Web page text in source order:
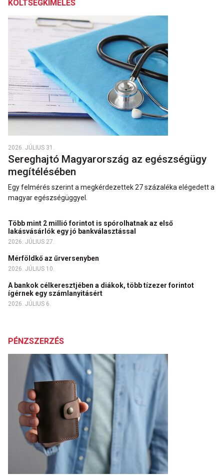
KÖLTSÉGKÍMÉLÉS
2026. JÚLIUS 31.
Sereghajtó Magyarország az egészségügy
megítélésében
Egy felmérés szerint a megkérdezettek 27 százaléka elégedett a
magyar egészségüggyel.
Több mint 2 millió forintot is spórolhatnak az első
lakásvásárlók egy jó bankválasztással
2026. JÚLIUS 27.
Mérföldkő az űrversenyben
2026. JÚLIUS 10.
A bankok célkeresztjében a diákok, több tízezer forintot
ígérnek egy számlanyitásért
2026. JÚLIUS 6.
PÉNZSZERZÉS